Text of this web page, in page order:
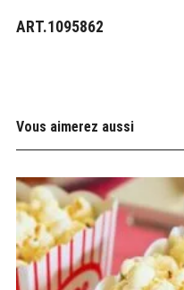
ART.1095862
Vous aimerez aussi